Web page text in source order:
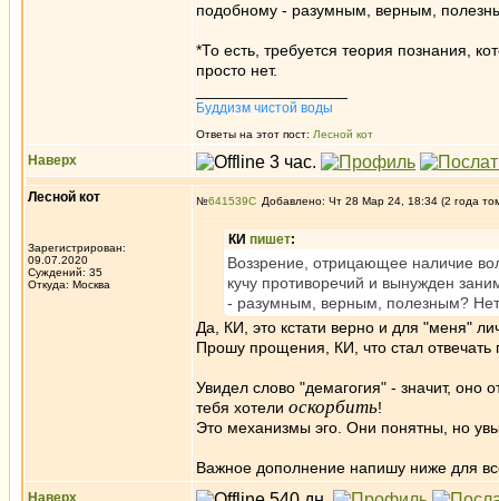
подобному - разумным, верным,
*То есть, требуется теория познания,
просто нет.
Буддизм чистой воды
Ответы на этот пост: Лесной кот
Наверх
Лесной кот
Зарегистрирован:
09.07.2020
Суждений: 35
Откуда: Москва
№641539 Добавлено: Чт 28 Мар 24, 18:34 (2 года
КИ пишет:
Воззрение, отрицающее наличие
кучу противоречий и вынужден
- разумным, верным, полезным?
Да, КИ, это кстати верно и для "меня"
Прошу прощения, КИ, что стал отвечать
Увидел слово "демагогия" - значит, оно
тебя хотели оскорбить!
Это механизмы эго. Они понятны, но
Важное дополнение напишу ниже для
Наверх